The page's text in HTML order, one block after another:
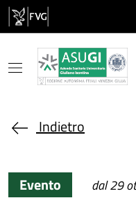
Salta al contenuto principale
Indietro
Evento dal 29